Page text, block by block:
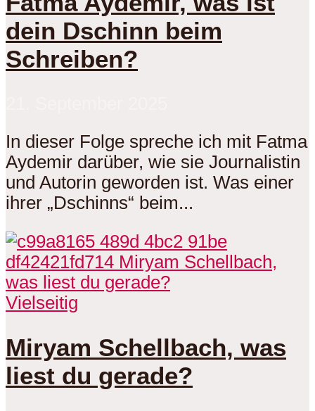
dein Dschinn beim
Schreiben?
In dieser Folge spreche ich mit Fatma
Aydemir darüber, wie sie Journalistin
und Autorin geworden ist. Was einer
ihrer „Dschinns“ beim...
Vielseitig
Miryam Schellbach, was
liest du gerade?